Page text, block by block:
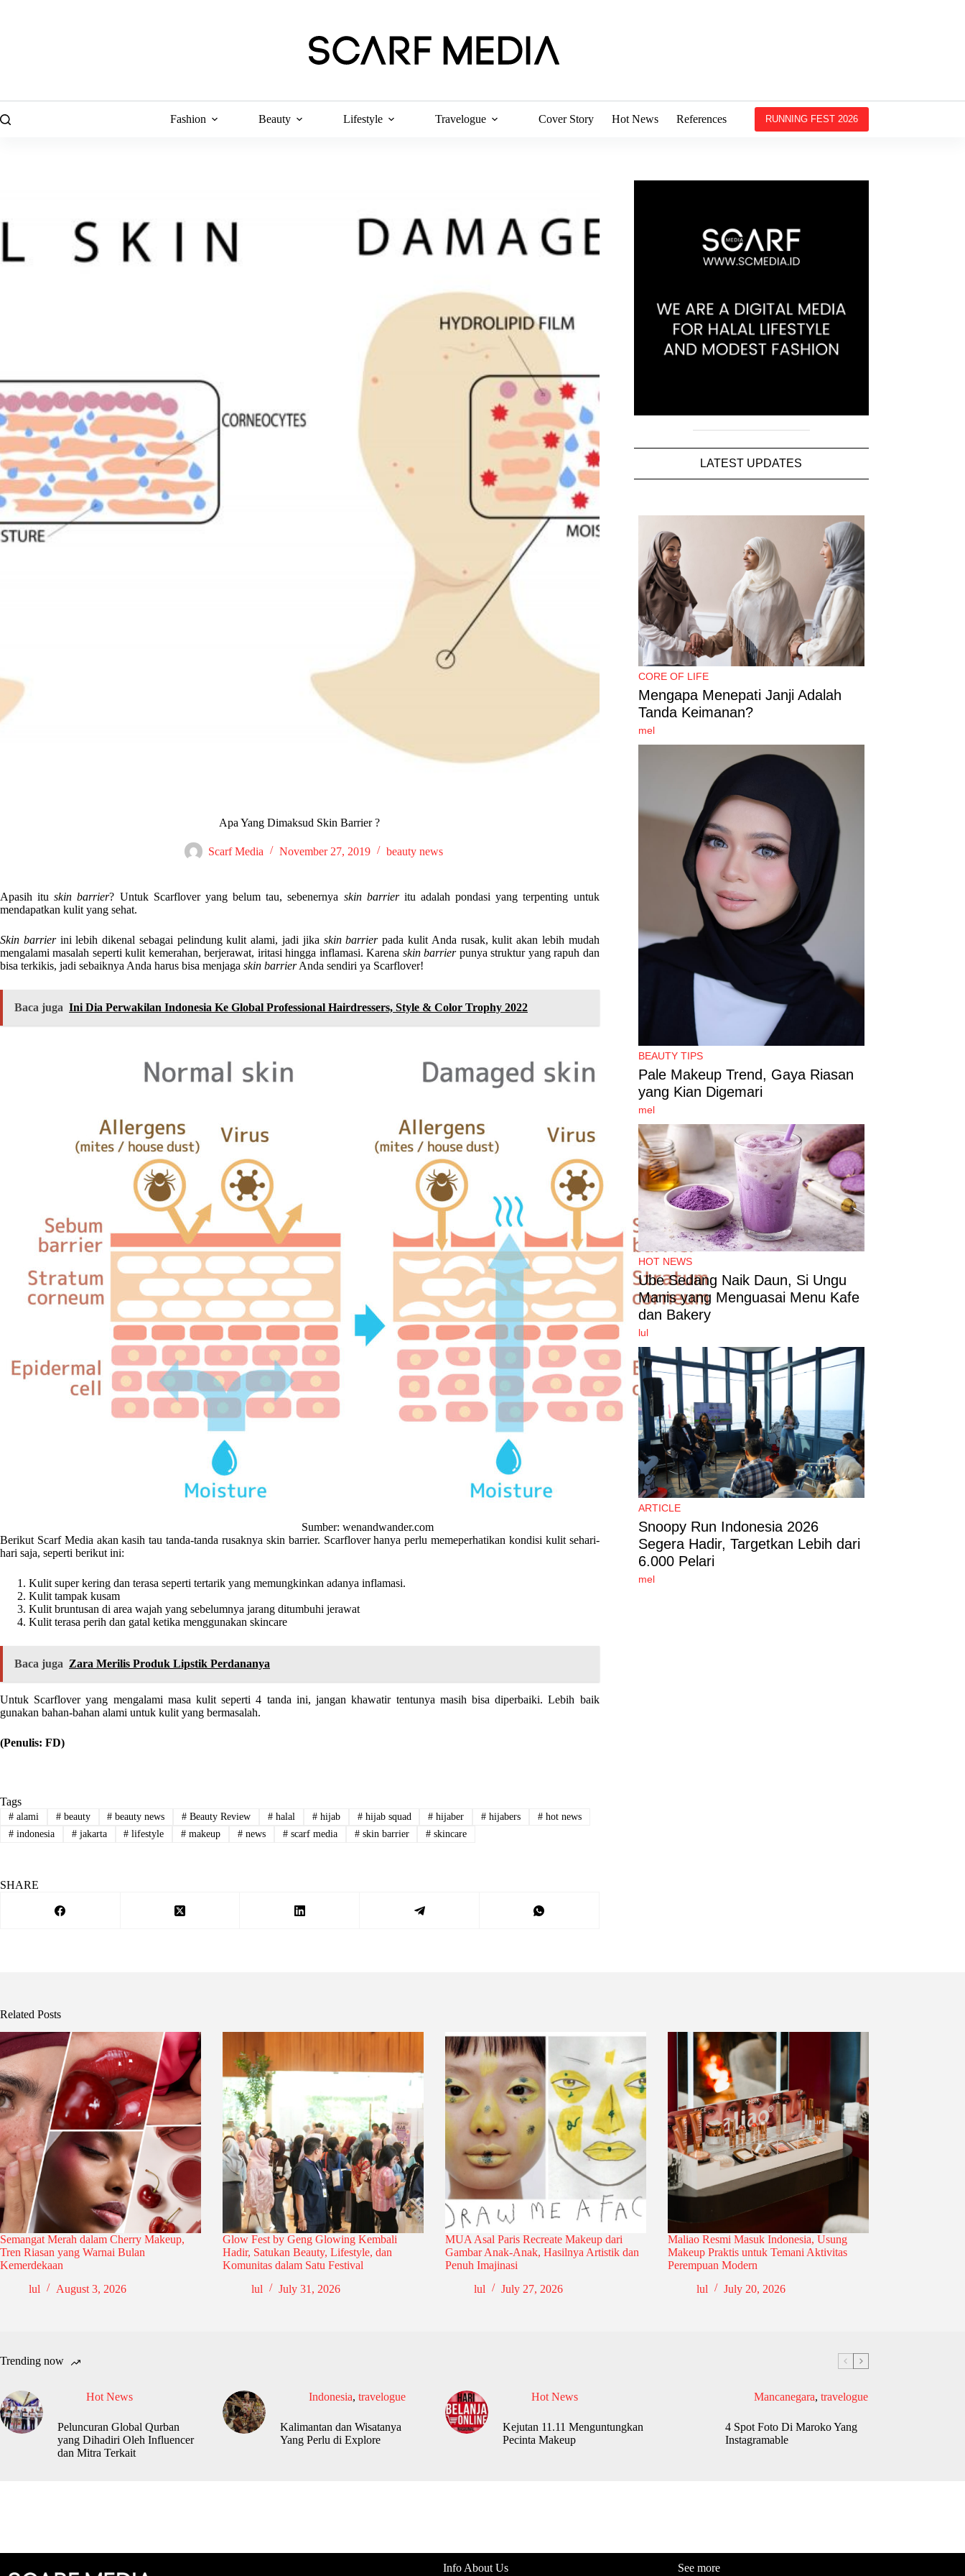
Fashion Beauty Lifestyle Travelogue Cover Story Hot News References RUNNING FEST 2026
Apa Yang Dimaksud Skin Barrier ?
Scarf Media November 27, 2019 beauty news
Apasih ituskin barrier? Untuk Scarflover yang belum tau, sebenernya skin barrieritu adalah pondasi yang terpenting untuk
mendapatkan kulit yang sehat.
Skin barrierini lebih dikenal sebagai pelindung kulit alami, jadi jika skin barrierpada kulit Anda rusak, kulit akan lebih mudah
mengalami masalah seperti kulit kemerahan, berjerawat, iritasi hingga inflamasi. Karena skin barrierpunya struktur yang rapuh dan
bisa terkikis, jadi sebaiknya Anda harus bisa menjaga skin barrierAnda sendiri ya Scarflover!
Baca juga Ini Dia Perwakilan Indonesia Ke Global Professional Hairdressers, Style & Color Trophy 2022
Sumber: wenandwander.com
Berikut Scarf Media akan kasih tau tanda-tanda rusaknya skin barrier. Scarflover hanya perlu memeperhatikan kondisi kulit sehari-
hari saja, seperti berikut ini:
Kulit super kering dan terasa seperti tertarik yang memungkinkan adanya inflamasi.
Kulit tampak kusam
Kulit bruntusan di area wajah yang sebelumnya jarang ditumbuhi jerawat
Kulit terasa perih dan gatal ketika menggunakan skincare
Baca juga Zara Merilis Produk Lipstik Perdananya
Untuk Scarflover yang mengalami masa kulit seperti 4 tanda ini, jangan khawatir tentunya masih bisa diperbaiki. Lebih baik
gunakan bahan-bahan alami untuk kulit yang bermasalah.
(Penulis: FD)
Tags
#alami #beauty # beauty news # Beauty Review # halal #hijab #hijab squad # hijaber # hijabers #hot news
#indonesia #jakarta # lifestyle # makeup # news #scarf media #skin barrier # skincare
SHARE
LATEST UPDATES
CORE OF LIFE
Mengapa Menepati Janji Adalah
Tanda Keimanan?
mel
BEAUTY TIPS
Pale Makeup Trend, Gaya Riasan
yang Kian Digemari
mel
HOT NEWS
Ube Sedang Naik Daun, Si Ungu
Manis yang Menguasai Menu Kafe
dan Bakery
lul
ARTICLE
Snoopy Run Indonesia 2026
Segera Hadir, Targetkan Lebih dari
6.000 Pelari
mel
Related Posts
Semangat Merah dalam Cherry Makeup,
Tren Riasan yang Warnai Bulan
Kemerdekaan
lul
August 3, 2026
Glow Fest by Geng Glowing Kembali
Hadir, Satukan Beauty, Lifestyle, dan
Komunitas dalam Satu Festival
lul
July 31, 2026
MUA Asal Paris Recreate Makeup dari
Gambar Anak-Anak, Hasilnya Artistik dan
Penuh Imajinasi
lul
July 27, 2026
Maliao Resmi Masuk Indonesia, Usung
Makeup Praktis untuk Temani Aktivitas
Perempuan Modern
lul
July 20, 2026
Trending now
Hot News
Peluncuran Global Qurban
yang Dihadiri Oleh Influencer
dan Mitra Terkait
Indonesia, travelogue
Kalimantan dan Wisatanya
Yang Perlu di Explore
Hot News
Kejutan 11.11 Menguntungkan
Pecinta Makeup
Mancanegara, travelogue
4 Spot Foto Di Maroko Yang
Instagramable
Info About Us See more